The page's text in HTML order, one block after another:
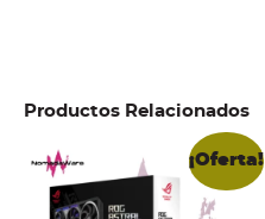
Productos Relacionados
¡Oferta!